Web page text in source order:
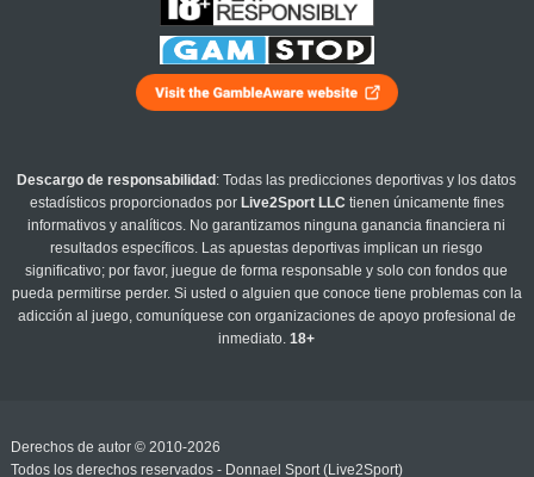
Descargo de responsabilidad : Todas las predicciones deportivas y los datos
estadísticos proporcionados por Live2Sport LLC tienen únicamente fines
informativos y analíticos. No garantizamos ninguna ganancia financiera ni
resultados específicos. Las apuestas deportivas implican un riesgo
significativo; por favor, juegue de forma responsable y solo con fondos que
pueda permitirse perder. Si usted o alguien que conoce tiene problemas con la
adicción al juego, comuníquese con organizaciones de apoyo profesional de
inmediato.18+
Derechos de autor © 2010-2026
Todos los derechos reservados - Donnael Sport (Live2Sport)